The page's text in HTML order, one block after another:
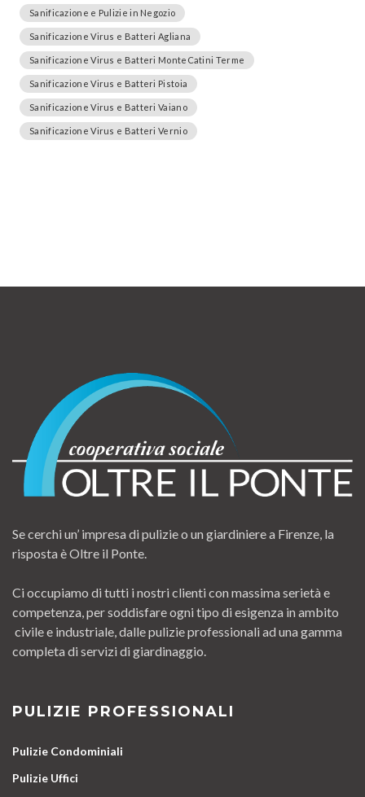
Sanificazione e Pulizie in Negozio
Sanificazione Virus e Batteri Agliana
Sanificazione Virus e Batteri MonteCatini Terme
Sanificazione Virus e Batteri Pistoia
Sanificazione Virus e Batteri Vaiano
Sanificazione Virus e Batteri Vernio
Se cerchi un’ impresa di pulizie o un giardiniere a Firenze, la
risposta è Oltre il Ponte.
Ci occupiamo di tutti i nostri clienti con massima serietà e
competenza, per soddisfare ogni tipo di esigenza in ambito
civile e industriale, dalle pulizie professionali ad una gamma
completa di servizi di giardinaggio.
PULIZIE PROFESSIONALI
Pulizie Condominiali
Pulizie Uffici